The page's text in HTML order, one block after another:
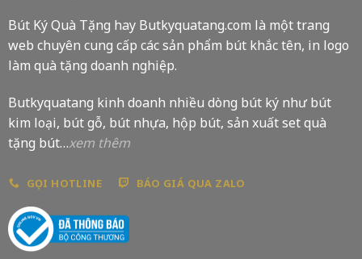
Bút Ký Quà Tặng hay Butkyquatang.com là một trang
web chuyên cung cấp các sản phẩm bút khắc tên, in logo
làm quà tặng doanh nghiệp.
Butkyquatang kinh doanh nhiều dòng bút ký như bút
kim loại, bút gỗ, bút nhựa, hộp bút, sản xuất set quà
tặng bút…xem thêm
GỌI HOTLINE BÁO GIÁ QUA ZALO